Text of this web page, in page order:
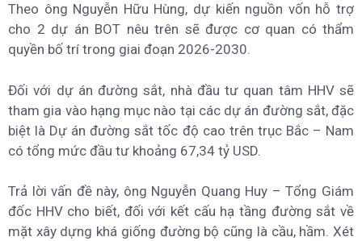
Theo ông Nguyễn Hữu Hùng, dự kiến nguồn vốn hỗ trợ
cho 2 dự án BOT nêu trên sẽ được cơ quan có thẩm
quyền bố trí trong giai đoạn 2026-2030.
Đối với dự án đường sắt, nhà đầu tư quan tâm HHV sẽ
tham gia vào hạng mục nào tại các dự án đường sắt, đặc
biệt là Dự án đường sắt tốc độ cao trên trục Bắc – Nam
có tổng mức đầu tư khoảng 67,34 tỷ USD.
Trả lời vấn đề này, ông Nguyễn Quang Huy – Tổng Giám
đốc HHV cho biết, đối với kết cấu hạ tầng đường sắt về
mặt xây dựng khá giống đường bộ cũng là cầu, hầm. Xét